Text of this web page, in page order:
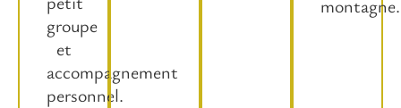
groupe
et
accompagnement
personnel.
montagne.